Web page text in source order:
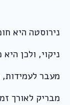
נירוסטה היא
ניקוי, ולכן
מעבר לעמידות,
מבריק לאורך